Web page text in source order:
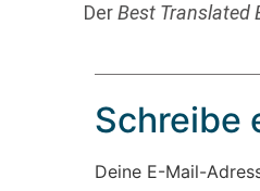
DerBest Translated
Schreibe
Deine E-Mail-